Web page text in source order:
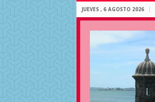
JUEVES , 6 AGOSTO 2026